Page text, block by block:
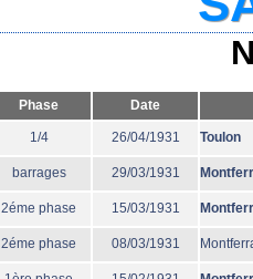
Phase Date
1/4 26/04/1931 Toulon
barrages 29/03/1931
2éme phase 15/03/1931
2éme phase 08/03/1931